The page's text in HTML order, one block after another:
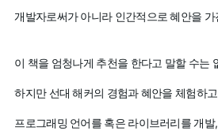
개발자로써가 아니라 인간적으로 혜안을
이 책을 엄청나게 추천을 한다고 말할 수는
하지만 선대 해커의 경험과 혜안을 체험하
프로그래밍 언어를 혹은 라이브러리를 개